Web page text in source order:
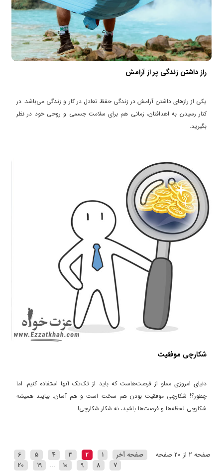
راز داشتن زندگی پر از آرامش
یکی از رازهای داشتن آرامش در زندگی حفظ تعادل در کار و زندگی می‌باشد. در
کنار رسیدن به اهدافتان، زمانی هم برای سلامت جسمی و روحی خود در نظر
بگیرید.
شکارچی موفقیت
دنیای امروزی مملو از فرصت‌هاست که باید از تک‌تک آنها استفاده کنیم. اما
چطور؟! شکارچی موفقیت بودن هم سخت است و هم آسان. بیایید همیشه
شکارچی لحظه‌ها و فرصت‌ها باشید، نه شکار شکارچی!
صفحه 2 از 20 صفحه صفحه آخر 1
2
3
4
5
6
7
8
9
10
...
19
20